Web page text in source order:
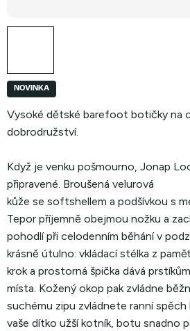
NOVINKA
Vysoké dětské barefoot botičky na
dobrodružství.
Když je venku pošmourno, Jonap
připravené. Broušená velurová
kůže se softshellem a podšívkou s
Tepor příjemně obejmou nožku a
pohodlí při celodenním běhání v
krásně útulno: vkládací stélka z
krok a prostorná špička dává
místa. Kožený okop pak zvládne
suchému zipu zvládnete ranní spěch
vaše dítko užší kotník, botu snadno